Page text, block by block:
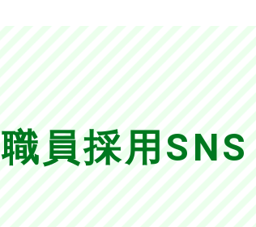
職員採用SNS